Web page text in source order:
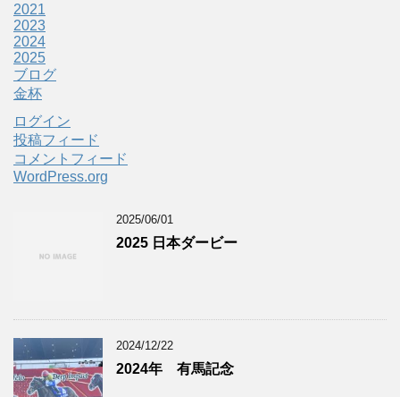
2021
2023
2024
2025
ブログ
金杯
ログイン
投稿フィード
コメントフィード
WordPress.org
2025/06/01
2025 日本ダービー
2024/12/22
2024年 有馬記念